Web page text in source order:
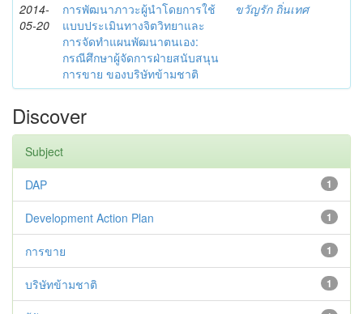
2014-
05-20
การพัฒนาภาวะผู้นำโดยการใช้
แบบประเมินทางจิตวิทยาและ
การจัดทำแผนพัฒนาตนเอง:
กรณีศึกษาผู้จัดการฝ่ายสนับสนุน
การขาย ของบริษัทข้ามชาติ
ขวัญรัก ถิ่นเทศ
Discover
Subject
1
DAP
1
Development Action Plan
1
การขาย
1
บริษัทข้ามชาติ